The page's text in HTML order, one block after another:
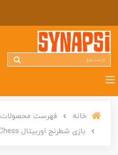
خانه
فهرست محصولات
بازی شطرنج اوربیتال Orbital Chess